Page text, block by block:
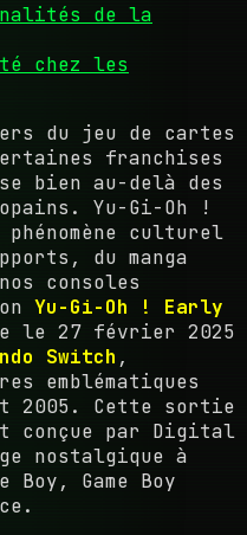
de la
chez les
du jeu de cartes
franchises
bien au-delà des
Yu-Gi-Oh !
culturel
du manga
consoles
Yu-Gi-Oh ! Early
le 27 février 2025
Switch ,
emblématiques
2005. Cette sortie
conçue par Digital
nostalgique à
Boy, Game Boy